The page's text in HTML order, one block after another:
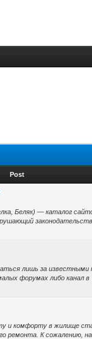
Post
Беляк) — каталог
лишь за известными
форумах либо канал
и комфорту в жилище
ремонта. К сожалению,